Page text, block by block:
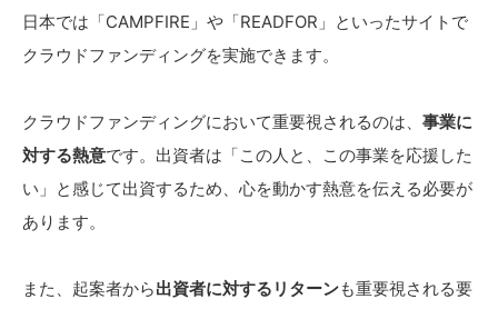
日本では「CAMPFIRE」や「READFOR」といったサイトで
クラウドファンディングを実施できます。
クラウドファンディングにおいて重要視されるのは、 事業に
対する熱意です。出資者は「この人と、この事業を応援した
い」と感じて出資するため、心を動かす熱意を伝える必要が
あります。
また、起案者から出資者に対するリターンも重要視される要